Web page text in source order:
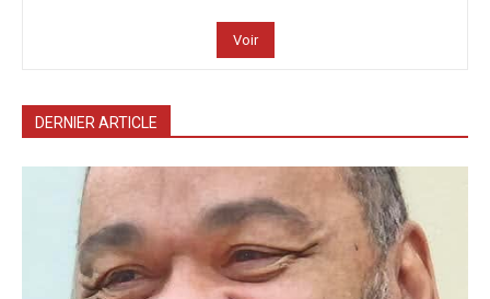
Voir
DERNIER ARTICLE